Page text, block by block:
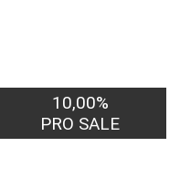
10,00%
PRO SALE